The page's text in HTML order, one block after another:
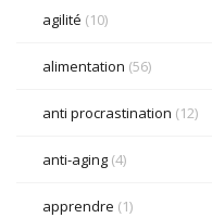
agilité (10)
alimentation (56)
anti procrastination (12)
anti-aging (4)
apprendre (1)